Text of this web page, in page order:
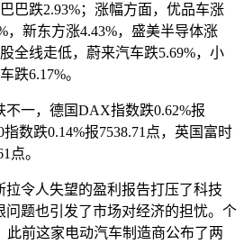
巴跌2.93%；涨幅方面，优品车涨
，新东方涨4.43%，盛美半导体涨
全线走低，蔚来汽车跌5.69%，小
跌6.17%。
不一，德国DAX指数跌0.62%报
数跌0.14%报7538.71点，英国富时
点。
拉令人失望的盈利报告打压了科技
问题也引发了市场对经济的担忧。个
此前这家电动汽车制造商公布了两